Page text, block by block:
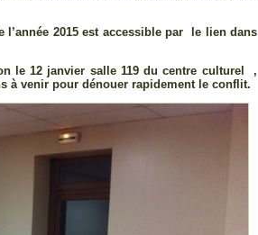
2015 est accessible par le lien dans
le 12 janvier salle 119 du centre culturel ,
à venir pour dénouer rapidement le conflit.